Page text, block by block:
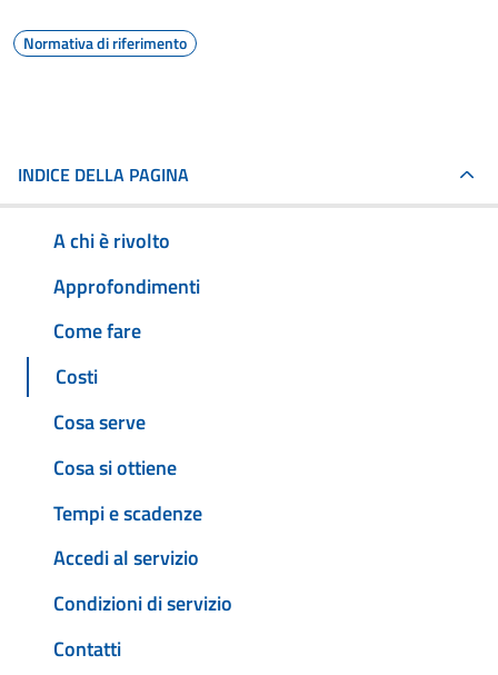
Normativa di riferimento
INDICE DELLA PAGINA
A chi è rivolto
Approfondimenti
Come fare
Costi
Cosa serve
Cosa si ottiene
Tempi e scadenze
Accedi al servizio
Condizioni di servizio
Contatti